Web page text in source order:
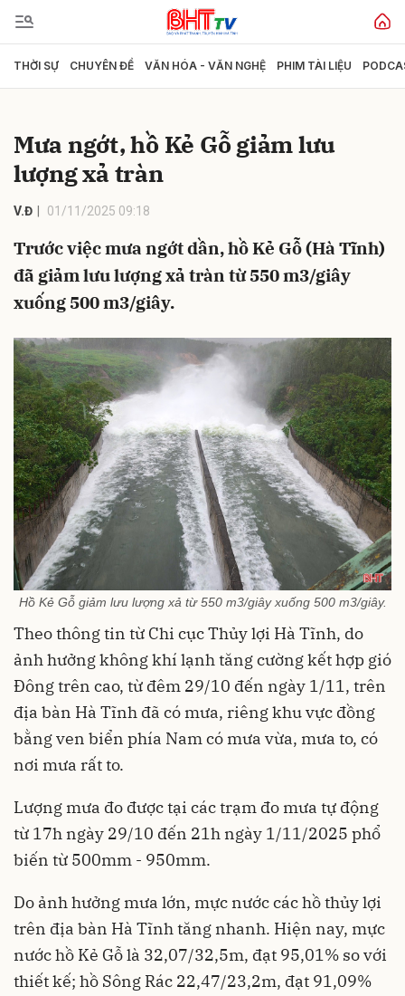
THỜI SỰ CHUYÊN ĐỀ VĂN HÓA - VĂN NGHỆ PHIM TÀI LIỆU
Mưa ngớt, hồ Kẻ Gỗ giảm lưu
lượng xả tràn
V.Đ 01/11/2025 09:18
Trước việc mưa ngớt dần, hồ Kẻ Gỗ (Hà Tĩnh)
đã giảm lưu lượng xả tràn từ 550 m3/giây
xuống 500 m3/giây.
Hồ Kẻ Gỗ giảm lưu lượng xả từ 550 m3/giây xuống 500 m3/giây.
Theo thông tin từ Chi cục Thủy lợi Hà Tĩnh, do
ảnh hưởng không khí lạnh tăng cường kết hợp gió
Đông trên cao, từ đêm 29/10 đến ngày 1/11, trên
địa bàn Hà Tĩnh đã có mưa, riêng khu vực đồng
bằng ven biển phía Nam có mưa vừa, mưa to, có
nơi mưa rất to.
Lượng mưa đo được tại các trạm đo mưa tự động
từ 17h ngày 29/10 đến 21h ngày 1/11/2025 phổ
biến từ 500mm - 950mm.
Do ảnh hưởng mưa lớn, mực nước các hồ thủy lợi
trên địa bàn Hà Tĩnh tăng nhanh. Hiện nay, mực
nước hồ Kẻ Gỗ là 32,07/32,5m, đạt 95,01% so với
thiết kế; hồ Sông Rác 22,47/23,2m, đạt 91,09%
Gửi bình luận
Hủy Gửi